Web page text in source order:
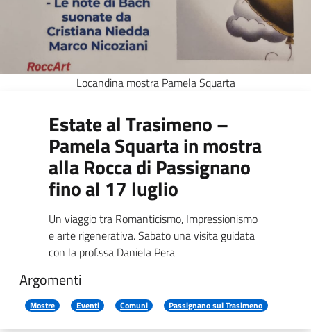
Locandina mostra Pamela Squarta
Estate al Trasimeno –
Pamela Squarta in mostra
alla Rocca di Passignano
fino al 17 luglio
Un viaggio tra Romanticismo, Impressionismo
e arte rigenerativa. Sabato una visita guidata
con la prof.ssa Daniela Pera
Argomenti
Mostre Eventi Comuni Passignano sul Trasimeno